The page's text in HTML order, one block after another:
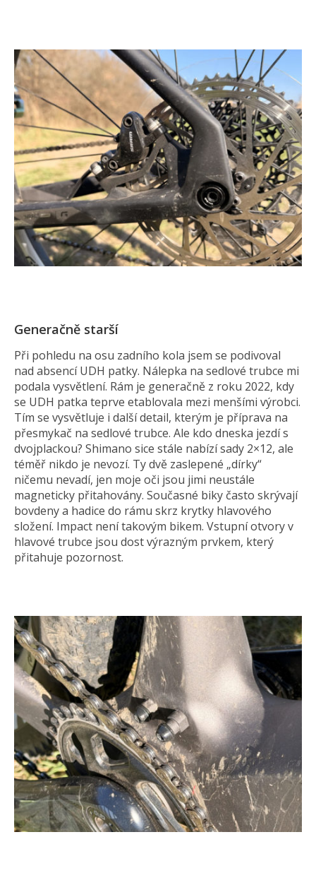
Generačně starší
Při pohledu na osu zadního kola jsem se podivoval
nad absencí UDH patky. Nálepka na sedlové trubce mi
podala vysvětlení. Rám je generačně z roku 2022, kdy
se UDH patka teprve etablovala mezi menšími výrobci.
Tím se vysvětluje i další detail, kterým je příprava na
přesmykač na sedlové trubce. Ale kdo dneska jezdí s
dvojplackou? Shimano sice stále nabízí sady 2×12, ale
téměř nikdo je nevozí. Ty dvě zaslepené „dírky“
ničemu nevadí, jen moje oči jsou jimi neustále
magneticky přitahovány. Současné biky často skrývají
bovdeny a hadice do rámu skrz krytky hlavového
složení. Impact není takovým bikem. Vstupní otvory v
hlavové trubce jsou dost výrazným prvkem, který
přitahuje pozornost.